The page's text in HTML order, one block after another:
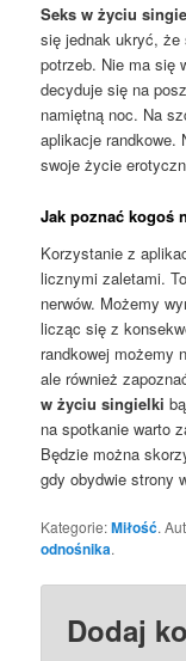
Seks w życiu
się jednak ukryć,
potrzeb. Nie ma się
decyduje się na
namiętną noc. Na
aplikacje randkowe.
swoje życie
Jak poznać kogoś
Korzystanie z
licznymi zaletami.
nerwów. Możemy
licząc się z
randkowej możemy
ale również
w życiu singielki
na spotkanie warto
Będzie można
gdy obydwie strony
Kategorie:Miłość.
odnośnika.
Dodaj